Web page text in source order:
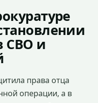
СВО и
права отца
операции, а в